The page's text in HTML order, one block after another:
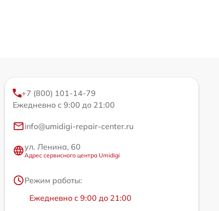
+7 (800) 101-14-79
Ежедневно с 9:00 до 21:00
info@umidigi-repair-center.ru
ул. Ленина, 60
Адрес сервисного центра Umidigi
Режим работы:
Ежедневно с 9:00 до 21:00